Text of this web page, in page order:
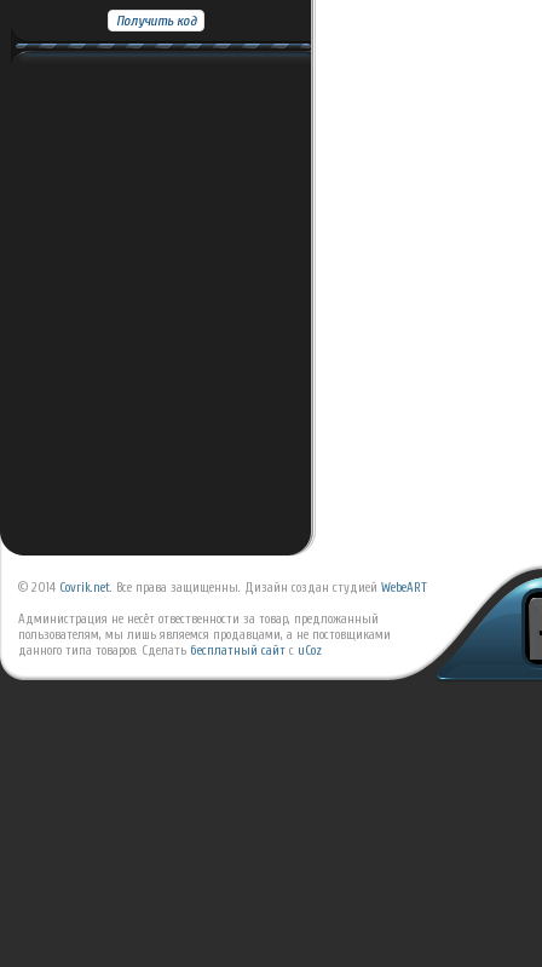
© 2014 Covrik.net. Все права защищенны. Дизайн создан студией WebeART
Администрация не несёт отвественности за товар, предложанный
пользователям, мы лишь являемся продавцами, а не постовщиками
данного типа товаров. Сделать бесплатный сайт с uCoz